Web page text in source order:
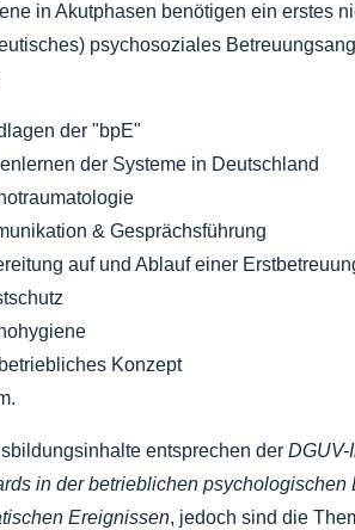
in Akutphasen benötigen ein erstes
psychosoziales
der "bpE"
der Systeme in Deutschland
& Gesprächsführung
auf und Ablauf einer
Konzept
entsprechen der DGUV-
in der betrieblichen psychologischen
Ereignissen, jedoch sind die